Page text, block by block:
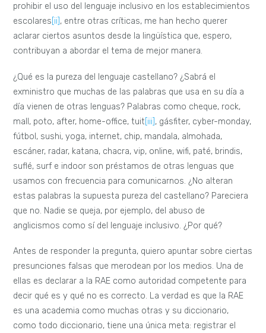
prohibir el uso del lenguaje inclusivo en los establecimientos
escolares [ii] , entre otras críticas, me han hecho querer
aclarar ciertos asuntos desde la lingüística que, espero,
contribuyan a abordar el tema de mejor manera.
¿Qué es la pureza del lenguaje castellano? ¿Sabrá el
exministro que muchas de las palabras que usa en su día a
día vienen de otras lenguas? Palabras como cheque, rock,
mall, poto, after, home-office, tuit [iii] , gásfiter, cyber-monday,
fútbol, sushi, yoga, internet, chip, mandala, almohada,
escáner, radar, katana, chacra, vip, online, wifi, paté, brindis,
suflé, surf e indoor son préstamos de otras lenguas que
usamos con frecuencia para comunicarnos. ¿No alteran
estas palabras la supuesta pureza del castellano? Pareciera
que no. Nadie se queja, por ejemplo, del abuso de
anglicismos como sí del lenguaje inclusivo. ¿Por qué?
Antes de responder la pregunta, quiero apuntar sobre ciertas
presunciones falsas que merodean por los medios. Una de
ellas es declarar a la RAE como autoridad competente para
decir qué es y qué no es correcto. La verdad es que la RAE
es una academia como muchas otras y su diccionario,
como todo diccionario, tiene una única meta: registrar el